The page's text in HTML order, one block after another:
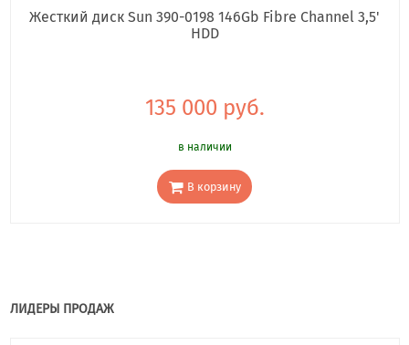
Жесткий диск Sun 390-0198 146Gb Fibre Channel 3,5'
HDD
135 000 руб.
в наличии
В корзину
ЛИДЕРЫ ПРОДАЖ